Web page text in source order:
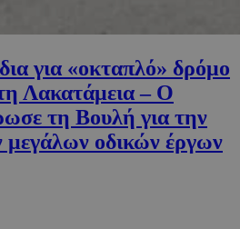
για «οκταπλό» δρόμο
Λακατάμεια – Ο
τη Βουλή για την
μεγάλων οδικών έργων